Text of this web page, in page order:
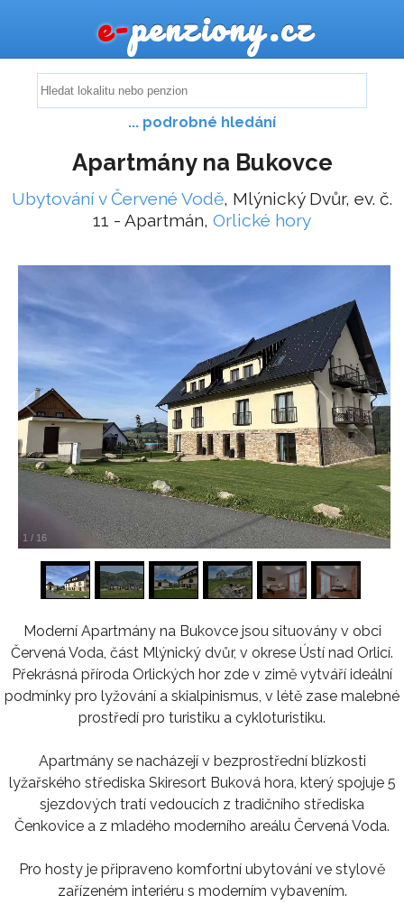
e-penziony.cz
... podrobné hledání
Apartmány na Bukovce
Ubytování v Červené Vodě, Mlýnický Dvůr, ev. č.
11 - Apartmán, Orlické hory
1 / 16
Moderní Apartmány na Bukovce jsou situovány v obci
Červená Voda, část Mlýnický dvůr, v okrese Ústí nad Orlicí.
Překrásná příroda Orlických hor zde v zimě vytváří ideální
podmínky pro lyžování a skialpinismus, v létě zase malebné
prostředí pro turistiku a cykloturistiku.
Apartmány se nacházejí v bezprostřední blízkosti
lyžařského střediska Skiresort Buková hora, který spojuje 5
sjezdových tratí vedoucích z tradičního střediska
Čenkovice a z mladého moderního areálu Červená Voda.
Pro hosty je připraveno komfortní ubytování ve stylově
zařízeném interiéru s moderním vybavením.